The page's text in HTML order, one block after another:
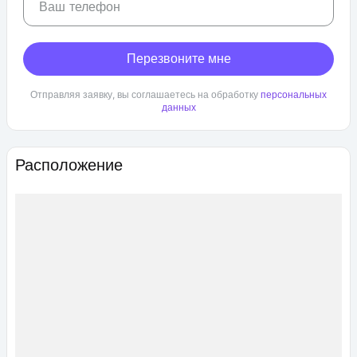
Расположение
Ваш телефон
Перезвоните мне
Отправляя заявку, вы соглашаетесь на обработку персональных
данных